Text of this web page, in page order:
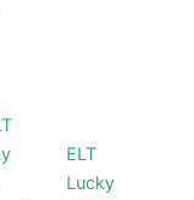
ELT
Lucky